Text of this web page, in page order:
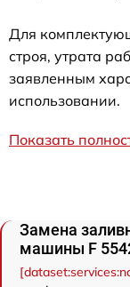
Для
строя, утрата
заявленным
использовании.
Показать
Замена
машины F